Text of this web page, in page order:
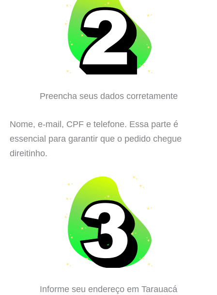
Preencha seus dados corretamente
Nome, e-mail, CPF e telefone. Essa parte é
essencial para garantir que o pedido chegue
direitinho.
Informe seu endereço em Tarauacá